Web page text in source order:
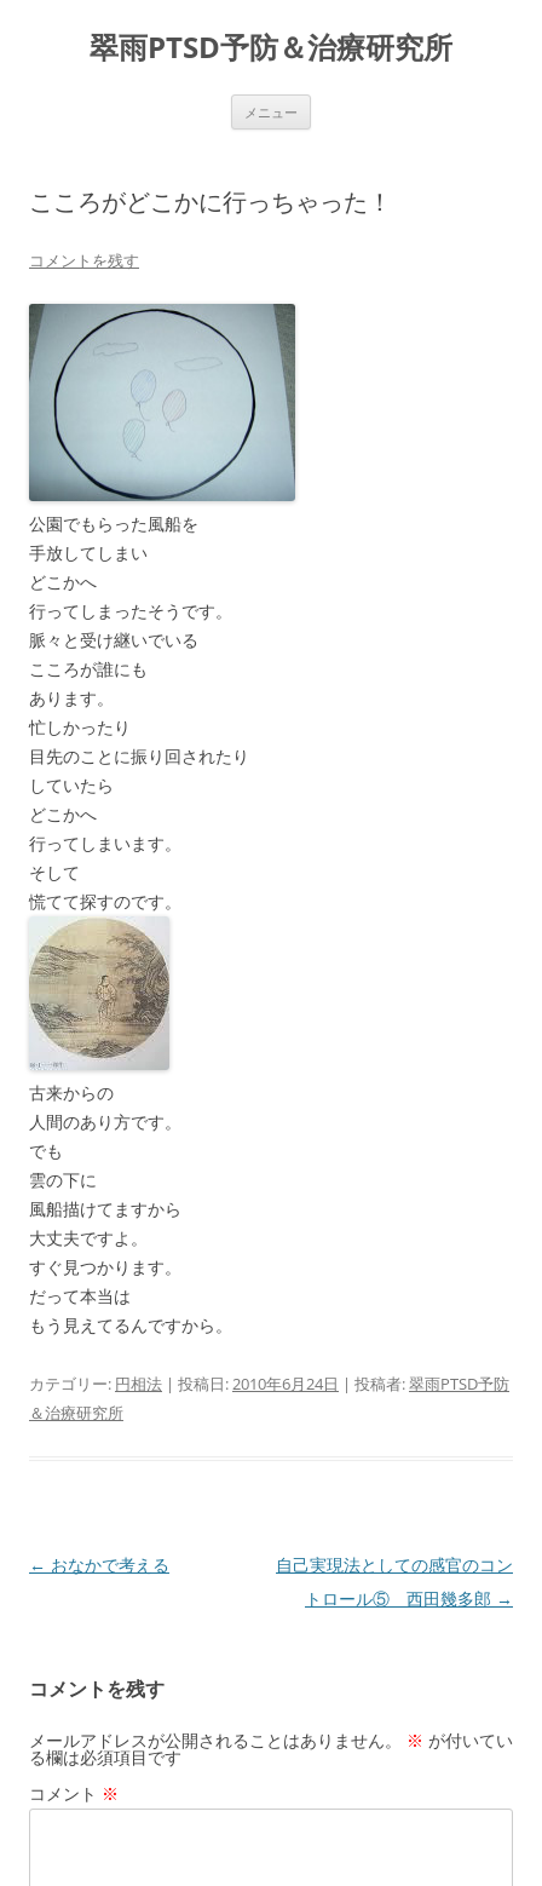
翠雨PTSD予防＆治療研究所
メニュー
こころがどこかに行っちゃった！
コメントを残す
公園でもらった風船を
手放してしまい
どこかへ
行ってしまったそうです。
脈々と受け継いでいる
こころが誰にも
あります。
忙しかったり
目先のことに振り回されたり
していたら
どこかへ
行ってしまいます。
そして
慌てて探すのです。
古来からの
人間のあり方です。
でも
雲の下に
風船描けてますから
大丈夫ですよ。
すぐ見つかります。
だって本当は
もう見えてるんですから。
カテゴリー: 円相法 | 投稿日:2010年6月24日 | 投稿者:翠雨PTSD予防
＆治療研究所
投
ゲ
ー
シ
ョ
← おなかで考える
自己実現法としての感官のコン
トロール⑤ 西田幾多郎 →
コメントを残す
メールアドレスが公開されることはありません。 ※ が付いてい
る欄は必須項目です
コメント ※